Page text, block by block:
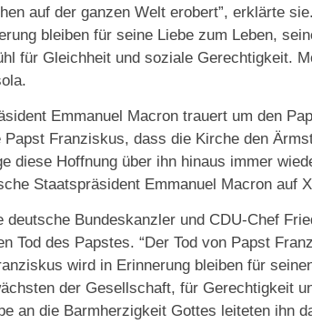
auf der ganzen Welt erobert”, erklärte
bleiben für seine Liebe zum Leben,
für Gleichheit und soziale Gerechtigkeit.
Emmanuel Macron trauert um den
Franziskus, dass die Kirche den
diese Hoffnung über ihn hinaus immer
Staatspräsident Emmanuel Macron auf
deutsche Bundeskanzler und CDU-Chef
Tod des Papstes. “Der Tod von Papst
wird in Erinnerung bleiben für
der Gesellschaft, für Gerechtigkeit
an die Barmherzigkeit Gottes leiteten ihn